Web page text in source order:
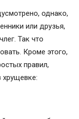
однако,
или друзья,
Так что
Кроме этого,
правил,
хрущевке: